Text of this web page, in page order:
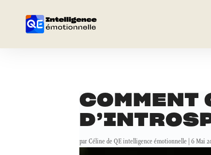
COMMENT
parCéline de QE intelligence émotionnelle |6 Mai